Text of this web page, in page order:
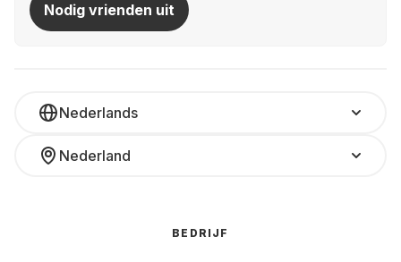
Nodig vrienden uit
Nederlands
Nederland
BEDRIJF